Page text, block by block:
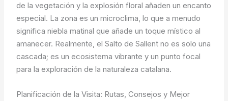
de la vegetación y la explosión floral añaden un encanto
especial. La zona es un microclima, lo que a menudo
significa niebla matinal que añade un toque místico al
amanecer. Realmente, el Salto de Sallent no es solo una
cascada; es un ecosistema vibrante y un punto focal
para la exploración de la naturaleza catalana.
Planificación de la Visita: Rutas, Consejos y Mejor